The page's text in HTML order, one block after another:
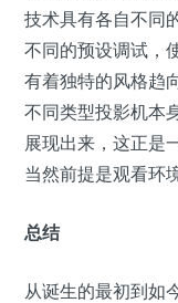
技术具有各自不同
不同的预设调试，
有着独特的风格趋
不同类型投影机本
展现出来，这正是
当然前提是观看环
总结
从诞生的最初到如